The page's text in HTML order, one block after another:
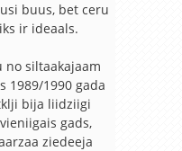
buus, bet ceru
ir ideaals.
no siltaakajaam
1989/1990 gada
bija liidziigi
gads,
ziedeeja